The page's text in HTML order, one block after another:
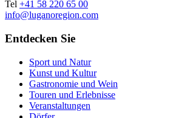
Tel +41 58 220 65 00
info@luganoregion.com
Entdecken Sie
Sport und Natur
Kunst und Kultur
Gastronomie und Wein
Touren und Erlebnisse
Veranstaltungen